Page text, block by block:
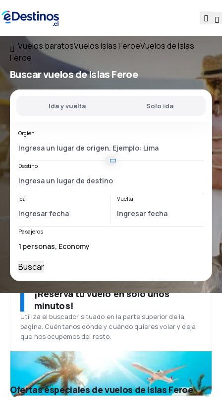
Vuelos baratosVuelos Islas FeroeVuelos de Islas
Feroe
Buscar vuelosde Islas Feroe
Ida y vuelta Solo ida
Orgien
Destino
Ida Vuelta
Pasajeros
Buscar
¡Reserva tu vuelo en solo unos
minutos!
Utiliza el buscador situado en la parte superior de la
página. Cuéntanos dónde y cuándo quieres volar y deja
que nos ocupemos del resto.
Ofertas especiales de vuelos de Islas Feroe